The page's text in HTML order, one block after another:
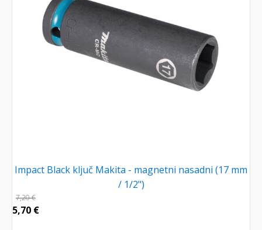
Impact Black ključ Makita - magnetni nasadni (17 mm
/ 1/2")
7,20€
5,70 €